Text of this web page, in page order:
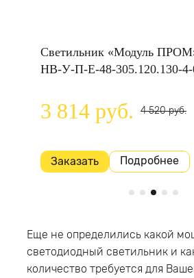
Светильник «Модуль
НВ-У-П-Е-48-305.120.130-4-
3 814 руб. 4 520 руб.
Заказать Подробнее
Еще не определились какой
светодиодный светильник и
количество требуется для